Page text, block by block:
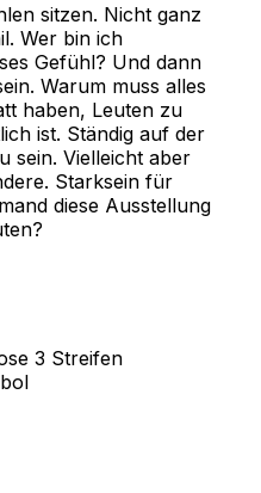
sitzen. Nicht ganz
Wer bin ich
Gefühl? Und dann
Warum muss alles
haben, Leuten zu
ist. Ständig auf der
sein. Vielleicht aber
Starksein für
diese Ausstellung